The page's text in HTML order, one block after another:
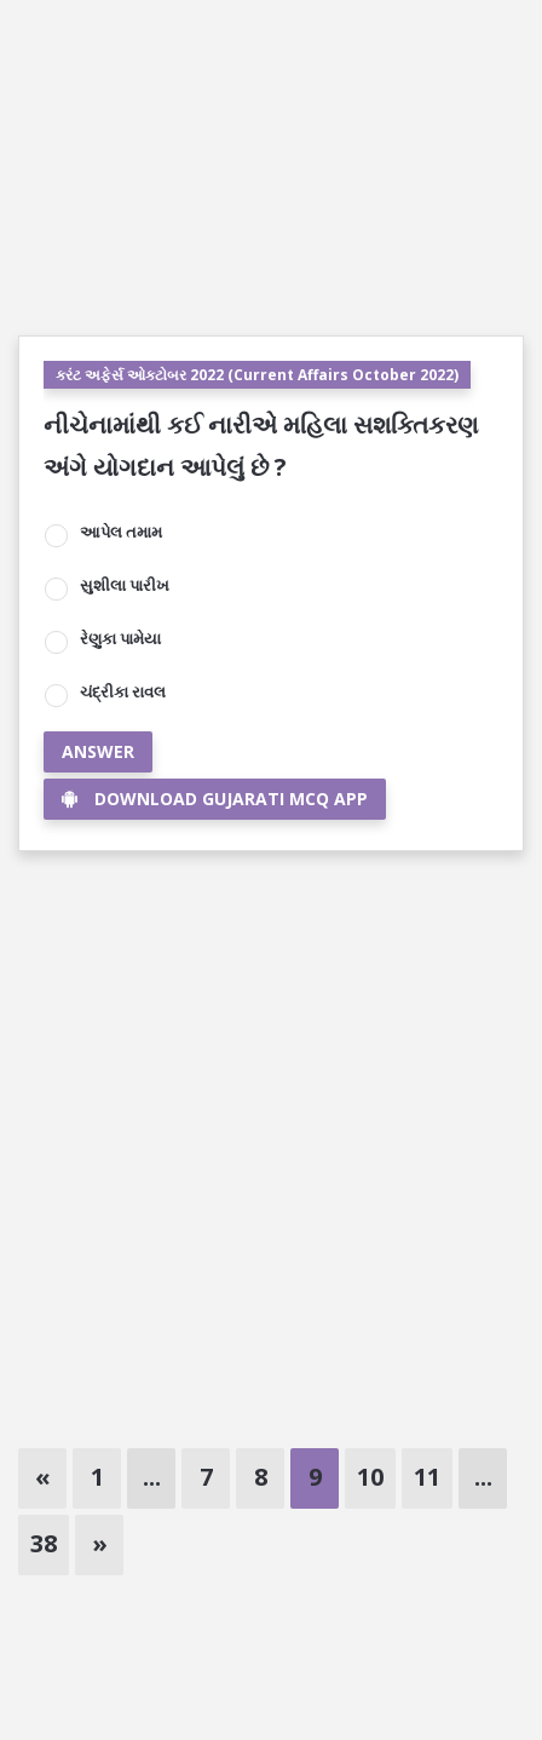
કરંટ અફેર્સ ઓક્ટોબર 2022 (Current Affairs October 2022)
નીચેનામાંથી કઈ નારીએ મહિલા સશક્તિકરણ
અંગે યોગદાન આપેલું છે ?
આપેલ તમામ
સુશીલા પારીખ
રેણુકા પામેયા
ચંદ્રીકા રાવલ
ANSWER
DOWNLOAD GUJARATI MCQ APP
« 1 ... 7 8 9 10 11 ...
38 »